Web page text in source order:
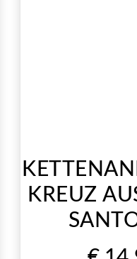
KREUZ